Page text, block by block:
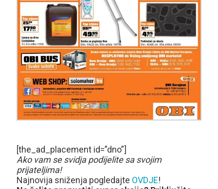
[the_ad_placement id=”dno”]
Ako vam se svidja podijelite sa svojim
prijateljima!
Najnovija sniženja pogledajte OVDJE!